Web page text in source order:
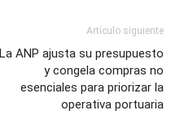
Artículo siguiente
La ANP ajusta su presupuesto
y congela compras no
esenciales para priorizar la
operativa portuaria